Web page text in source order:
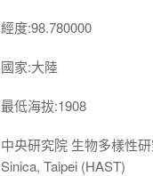
經度:98.780000
國家:大陸
最低海拔:1908
中央研究院 生物多樣性
Sinica, Taipei (HAST)